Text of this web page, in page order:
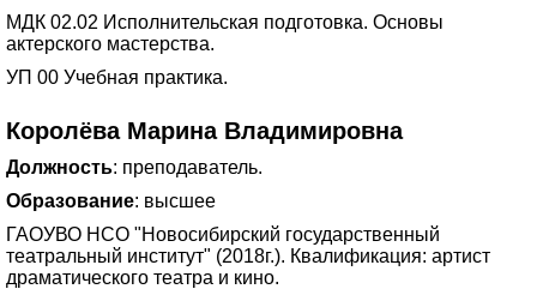
МДК 02.02 Исполнительская подготовка. Основы
актерского мастерства.
УП 00 Учебная практика.
Королëва Марина Владимировна
Должность: преподаватель.
Образование: высшее
ГАОУВО НСО "Новосибирский государственный
театральный институт" (2018г.). Квалификация: артист
драматического театра и кино.